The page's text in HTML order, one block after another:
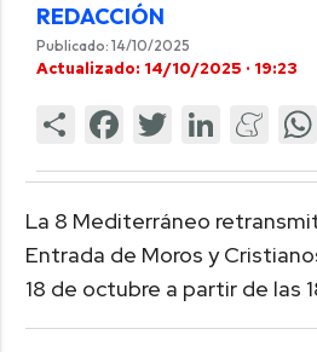
REDACCIÓN
Publicado: 14/10/2025
Actualizado: 14/10/2025 · 19:23
La 8 Mediterráneo
Entrada de Moros y
18 de octubre a partir de las